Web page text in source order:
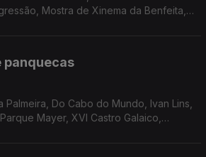
Mostra de Xinema da Benfeita,
panquecas
Palmeira, Do Cabo do Mundo, Ivan Lins,
Mayer, XVI Castro Galaico,